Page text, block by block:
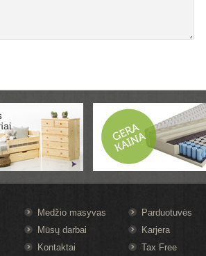
Medžio masyvas
Parduotuvės
Mūsų darbai
Karjera
Kontaktai
Tax Free